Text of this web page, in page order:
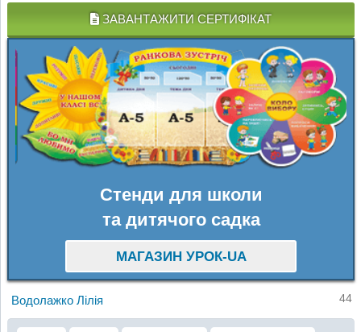
ЗАВАНТАЖИТИ СЕРТИФІКАТ
Стенди для школи
та дитячого садка
МАГАЗИН УРОК-UA
Водолажко Лілія 44